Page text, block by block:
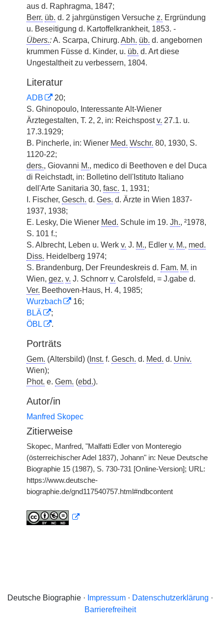
aus d. Raphragma, 1847;
Berr. üb. d. 2 jahrgünstigen Versuche z. Ergründung
u. Beseitigung d. Kartoffelkrankheit, 1853. -
Übers.:A. Scarpa, Chirurg. Abh. üb. d. angebornen
krummen Füsse d. Kinder, u. üb. d. Art diese
Ungestaltheit zu verbessern, 1804.
Literatur
ADB
20;
S. Ghinopoulo, Interessante Alt-Wiener
Ärztegestalten, T. 2, 2, in: Reichspostv. 27.1. u.
17.3.1929;
B. Pincherle, in: Wiener Med. Wschr. 80, 1930, S.
1120-22;
ders., Giovanni M., medico di Beethoven e del Duca
di Reichstadt, in: Bolletino dell'Istituto Italiano
dell'Arte Sanitaria 30, fasc. 1, 1931;
I. Fischer, Gesch. d. Ges. d. Ärzte in Wien 1837-
1937, 1938;
E. Lesky, Die Wiener Med. Schule im 19. Jh., ²1978,
S. 101 f.;
S. Albrecht, Leben u. Werk v. J. M., Edler v. M., med.
Diss. Heidelberg 1974;
S. Brandenburg, Der Freundeskreis d. Fam. M. in
Wien, gez. v. J. Schnorr v. Carolsfeld, = J.gabe d.
Ver. Beethoven-Haus, H. 4, 1985;
Wurzbach
16;
BLÄ
;
ÖBL
.
Porträts
Gem. (Altersbild) ( Inst. f. Gesch. d. Med. d. Univ.
Wien);
Phot. e. Gem. (ebd.).
Autor/in
Manfred Skopec
Zitierweise
Skopec, Manfred, "Malfatti Edler von Monteregio
(österreichischer Adel 1837), Johann" in: Neue Deutsche
Biographie 15 (1987), S. 730-731 [Online-Version]; URL:
https://www.deutsche-
biographie.de/gnd117540757.html#ndbcontent
Deutsche Biographie · Impressum· Datenschutzerklärung ·
Barrierefreiheit